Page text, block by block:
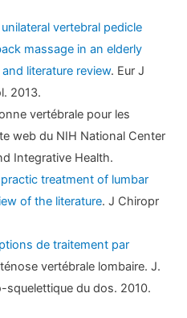
vertebral pedicle
massage in an elderly
literature review. Eur J
2013.
vertébrale pour les
web du NIH National Center
Integrative Health.
treatment of lumbar
of the literature. J Chiropr
de traitement par
vertébrale lombaire. J.
squelettique du dos. 2010.